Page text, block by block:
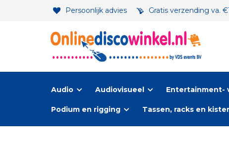
Persoonlijk advies Gratis verzending va.
Audio Audiovisueel Entertainment-
Podium en rigging Tassen, racks en